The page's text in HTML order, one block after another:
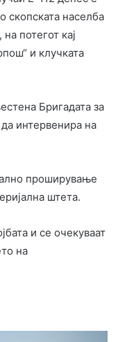
скопската населба
потегот кај
и клучката
Бригадата за
интервенира на
проширување
штета.
и се очекуваат
на